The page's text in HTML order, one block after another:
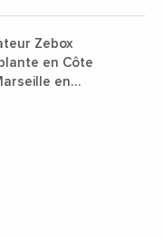
Zebox
en Côte
en